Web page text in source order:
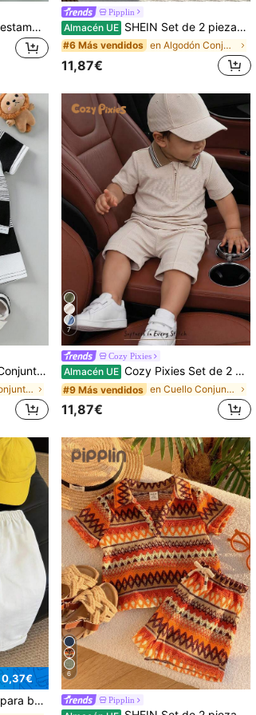
Conjunto de sudadera con estampado de plátano y pantalones a rayas para bebé niño
Pipplin
Almacén UE SHEIN Set de 2 piezas de camisa polo casual y linda para bebé/niño pequeño con cinturón, para primavera/verano
#6 Más vendidos en Algodón Conjuntos de polo para bebés niños
11,87€
ropa de marca premium adecuada para el verano
en Negro Conjuntos para bebés niños
7
Cozy Pixies
Almacén UE Cozy Pixies Set de 2 piezas con polo de punto suave de manga corta y pantalón corto de cintura elástica para niño bebé
#9 Más vendidos en Cuello Conjuntos de polo para bebés niños
11,87€
0,37€
niño, ropa de verano para bebé niño, estilo streetwear
6
Pipplin